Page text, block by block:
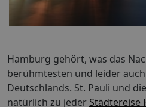
Hamburg gehört, was das
berühmtesten und leider
Deutschlands. St. Pauli und
natürlich zu jeder Städtereise